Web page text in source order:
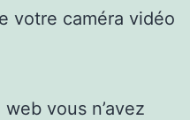
votre caméra vidéo
vous n’avez